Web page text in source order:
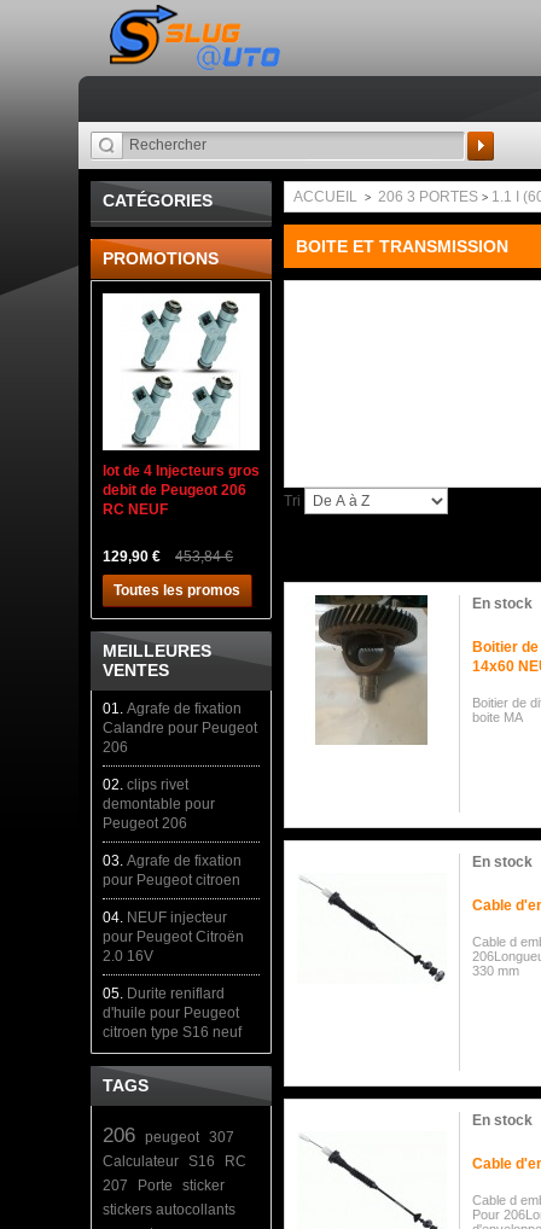
CATÉGORIES
PROMOTIONS
lot de 4 Injecteurs gros
debit de Peugeot 206
RC NEUF
129,90 €
453,84 €
Toutes les promos
MEILLEURES
VENTES
01. Agrafe de fixation
Calandre pour Peugeot
206
02. clips rivet
demontable pour
Peugeot 206
03. Agrafe de fixation
pour Peugeot citroen
04. NEUF injecteur
pour Peugeot Citroën
2.0 16V
05. Durite reniflard
d'huile pour Peugeot
citroen type S16 neuf
TAGS
206 peugeot 307
Calculateur S16
RC
207
Porte
sticker
stickers autocollants
ACCUEIL > 206 3 PORTES > 1.1 I
BOITE ET TRANSMISSION
Tri
En stock
Boitier
14x60
Boitier de
boite MA
En stock
Cable
Cable d
330 mm
En stock
Cable
Cable d
Pour